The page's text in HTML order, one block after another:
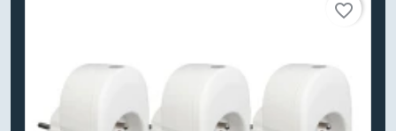
favorite_border